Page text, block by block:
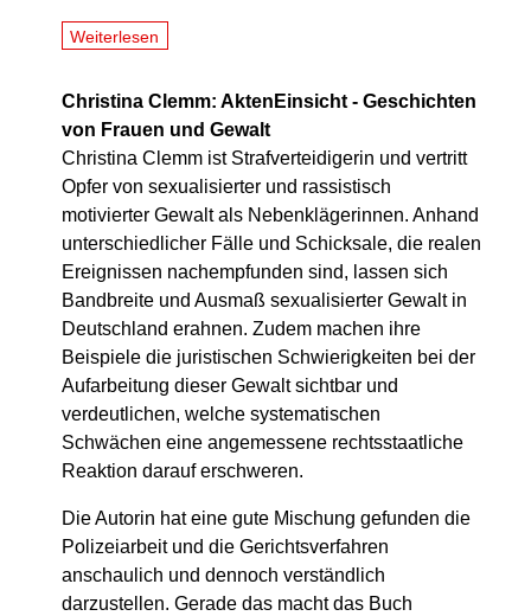
Weiterlesen
Christina Clemm: AktenEinsicht - Geschichten
von Frauen und Gewalt
Christina Clemm ist Strafverteidigerin und vertritt
Opfer von sexualisierter und rassistisch
motivierter Gewalt als Nebenklägerinnen. Anhand
unterschiedlicher Fälle und Schicksale, die realen
Ereignissen nachempfunden sind, lassen sich
Bandbreite und Ausmaß sexualisierter Gewalt in
Deutschland erahnen. Zudem machen ihre
Beispiele die juristischen Schwierigkeiten bei der
Aufarbeitung dieser Gewalt sichtbar und
verdeutlichen, welche systematischen
Schwächen eine angemessene rechtsstaatliche
Reaktion darauf erschweren.
Die Autorin hat eine gute Mischung gefunden die
Polizeiarbeit und die Gerichtsverfahren
anschaulich und dennoch verständlich
darzustellen. Gerade das macht das Buch